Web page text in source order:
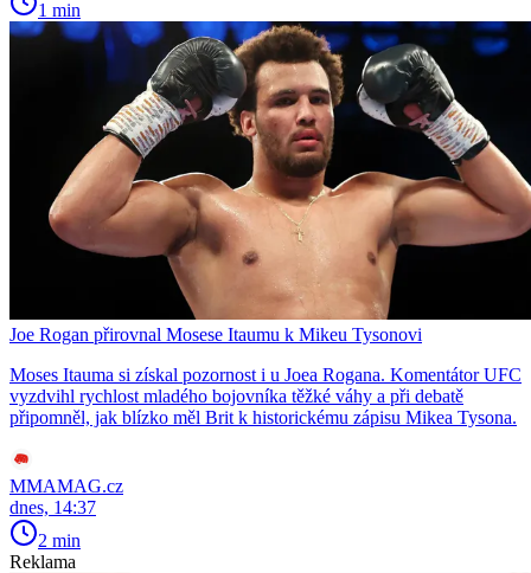
1 min
Joe Rogan přirovnal Mosese Itaumu k Mikeu Tysonovi
Moses Itauma si získal pozornost i u Joea Rogana. Komentátor UFC
vyzdvihl rychlost mladého bojovníka těžké váhy a při debatě
připomněl, jak blízko měl Brit k historickému zápisu Mikea Tysona.
MMAMAG.cz
dnes, 14:37
2 min
Reklama